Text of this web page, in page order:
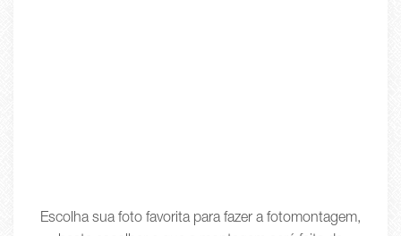
Escolha sua foto favorita para fazer a fotomontagem,